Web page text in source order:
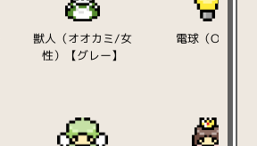
獣人（オオカミ/女
性）【グレー】
電球（ON）